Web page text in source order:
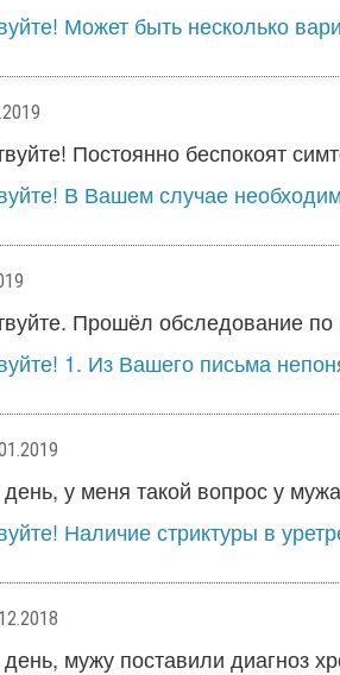
Может быть несколько
Постоянно беспокоят
В Вашем случае
Прошёл обследование
1. Из Вашего письма
у меня такой вопрос у
Наличие стриктуры в
мужу поставили диагноз